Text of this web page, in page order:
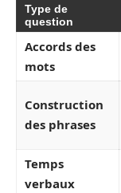
Type de
question
Accords des
mots
Construction
des phrases
Temps
verbaux